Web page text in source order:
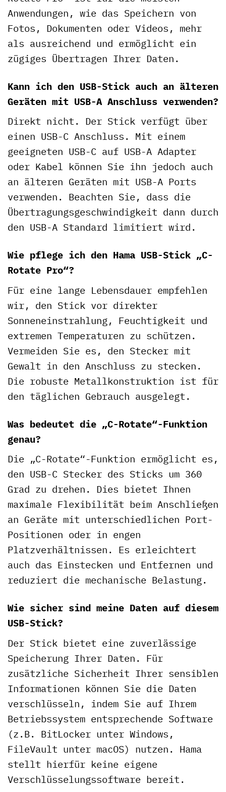
Anwendungen, wie das Speichern von
Fotos, Dokumenten oder Videos, mehr
als ausreichend und ermöglicht ein
zügiges Übertragen Ihrer Daten.
Kann ich den USB-Stick auch an älteren
Geräten mit USB-A Anschluss verwenden?
Direkt nicht. Der Stick verfügt über
einen USB-C Anschluss. Mit einem
geeigneten USB-C auf USB-A Adapter
oder Kabel können Sie ihn jedoch auch
an älteren Geräten mit USB-A Ports
verwenden. Beachten Sie, dass die
Übertragungsgeschwindigkeit dann durch
den USB-A Standard limitiert wird.
Wie pflege ich den Hama USB-Stick „C-
Rotate Pro“?
Für eine lange Lebensdauer empfehlen
wir, den Stick vor direkter
Sonneneinstrahlung, Feuchtigkeit und
extremen Temperaturen zu schützen.
Vermeiden Sie es, den Stecker mit
Gewalt in den Anschluss zu stecken.
Die robuste Metallkonstruktion ist für
den täglichen Gebrauch ausgelegt.
Was bedeutet die „C-Rotate“-Funktion
genau?
Die „C-Rotate“-Funktion ermöglicht es,
den USB-C Stecker des Sticks um 360
Grad zu drehen. Dies bietet Ihnen
maximale Flexibilität beim Anschließen
an Geräte mit unterschiedlichen Port-
Positionen oder in engen
Platzverhältnissen. Es erleichtert
auch das Einstecken und Entfernen und
reduziert die mechanische Belastung.
Wie sicher sind meine Daten auf diesem
USB-Stick?
Der Stick bietet eine zuverlässige
Speicherung Ihrer Daten. Für
zusätzliche Sicherheit Ihrer sensiblen
Informationen können Sie die Daten
verschlüsseln, indem Sie auf Ihrem
Betriebssystem entsprechende Software
(z.B. BitLocker unter Windows,
FileVault unter macOS) nutzen. Hama
stellt hierfür keine eigene
Verschlüsselungssoftware bereit.